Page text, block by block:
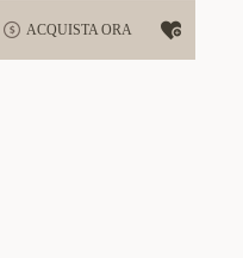
ACQUISTA ORA